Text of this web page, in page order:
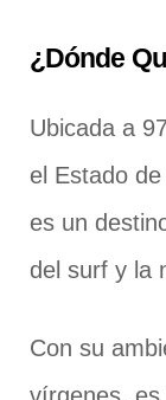
¿Dónde
Ubicada a
el Estado
es un
del surf y la
Con su